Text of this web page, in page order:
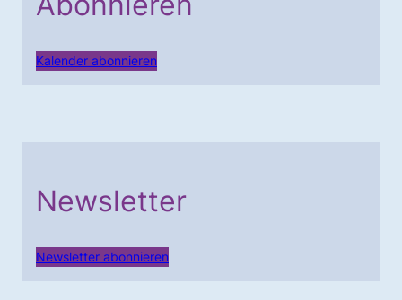
Kalender abonnieren
Newsletter
Newsletter abonnieren